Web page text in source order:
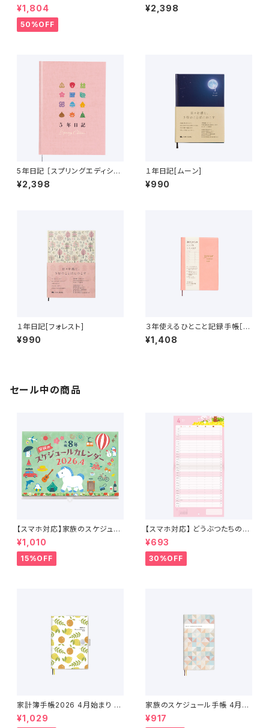
28年 ）
¥1,804
50%OFF
¥2,398
5年日記 ［スプリングエディショ
ン］ さくら色
¥2,398
１年日記[ムーン]
¥990
１年日記[フォレスト]
¥990
３年使えるひとこと記録手帳［ク
ラシックローズ］
¥1,408
セール中の商品
【スマホ対応】家族のスケジュー
ルカレンダー 4月始まり （2026
年4月〜2027年4月）
¥1,010
15%OFF
【スマホ対応】 どうぶつたちのス
ケジュールカレンダー 2026年
4月始まり
¥693
30%OFF
家計簿手帳2026 4月始まり （2
026年3月〜2027年4月）
¥1,029
家族のスケジュール手帳 4月始
まり（2026年3月〜2027年4
月）
¥917